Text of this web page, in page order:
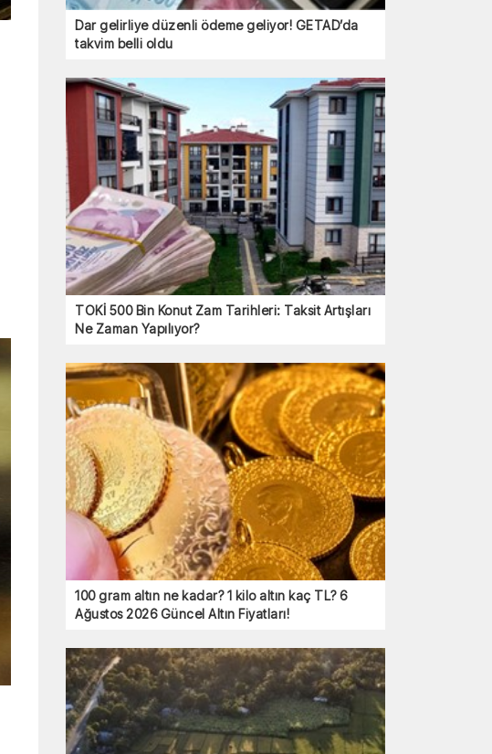
Dar gelirliye düzenli ödeme geliyor! GETAD’da
takvim belli oldu
TOKİ 500 Bin Konut Zam Tarihleri: Taksit Artışları
Ne Zaman Yapılıyor?
100 gram altın ne kadar? 1 kilo altın kaç TL? 6
Ağustos 2026 Güncel Altın Fiyatları!